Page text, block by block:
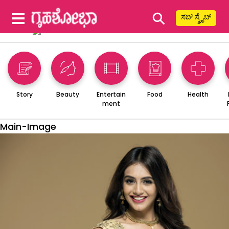
⚲ ಸಬ್ ಸ್ಕ್ರೈಬ್
Story Beauty
Entertain
ment
Food Health
Main-Image